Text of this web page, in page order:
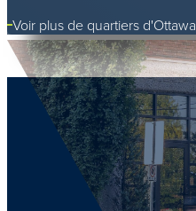
Voir plus de quartiers d'Ottawa